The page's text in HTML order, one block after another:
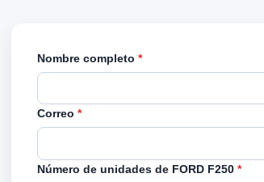
Nombre completo *
Correo *
Número de unidades de FORD F250 *